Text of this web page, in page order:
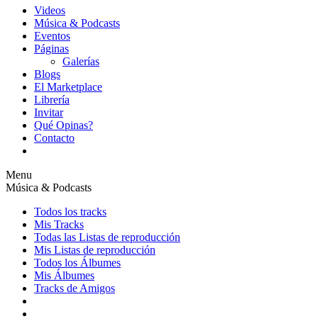
Videos
Música & Podcasts
Eventos
Páginas
Galerías
Blogs
El Marketplace
Librería
Invitar
Qué Opinas?
Contacto
Menu
Música & Podcasts
Todos los tracks
Mis Tracks
Todas las Listas de reproducción
Mis Listas de reproducción
Todos los Álbumes
Mis Álbumes
Tracks de Amigos